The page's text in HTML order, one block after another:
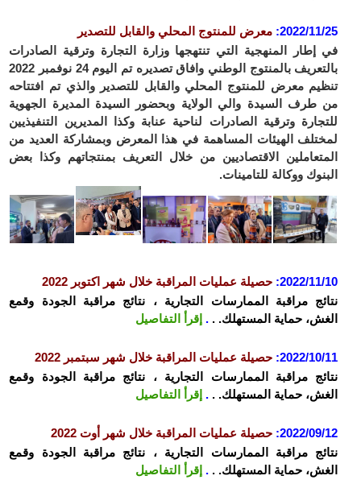
2022/11/25
: معرض للمنتوج المحلي والقابل للتصدير
في إطار المنهجية التي تنتهجها وزارة التجارة وترقية الصادرات
بالتعريف بالمنتوج الوطني وافاق تصديره تم اليوم 24 نوفمبر 2022
تنظيم معرض للمنتوج المحلي والقابل للتصدير والذي تم افتتاحه
من طرف السيدة والي الولاية وبحضور السيدة المديرة الجهوية
للتجارة وترقية الصادرات لناحية عنابة وكذا المديرين التنفيذيين
لمختلف الهيئات المساهمة في هذا المعرض وبمشاركة العديد من
المتعاملين الاقتصاديين من خلال التعريف بمنتجاتهم وكذا بعض
البنوك ووكالة للتامينات.
2022/11/10
: حصيلة عمليات المراقبة خلال شهر اكتوبر 2022
نتائج مراقبة الممارسات التجارية ، نتائج مراقبة الجودة وقمع
الغش، حماية المستهلك. . . قرأ التفاصيل
2022/10/11
: حصيلة عمليات المراقبة خلال شهر سبتمبر 2022
نتائج مراقبة الممارسات التجارية ، نتائج مراقبة الجودة وقمع
الغش، حماية المستهلك. . . إقرأ التفاصيل
2022/09/12
: حصيلة عمليات المراقبة خلال شهر أوت 2022
نتائج مراقبة الممارسات التجارية ، نتائج مراقبة الجودة وقمع
الغش، حماية المستهلك. . . إقرأ التفاصيل